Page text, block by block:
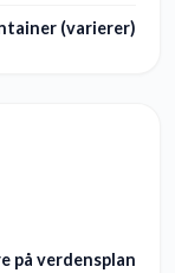
(varierer)
på verdensplan